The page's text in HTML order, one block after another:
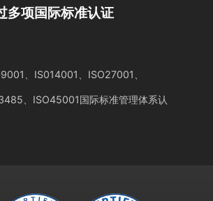
多项国际标准认证
、IS014001、ISO27001、
、ISO45001国际标准管理体系认